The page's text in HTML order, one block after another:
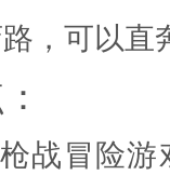
，可以直
战冒险